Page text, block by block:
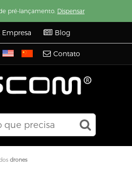
pré-lançamento. Dispensar
Empresa Blog
Contato
drones